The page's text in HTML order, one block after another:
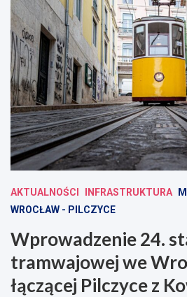
AKTUALNOŚCI INFRASTRUKTURA
WROCŁAW - PILCZYCE
Wprowadzenie 24.
tramwajowej we
łączącej Pilczyce z